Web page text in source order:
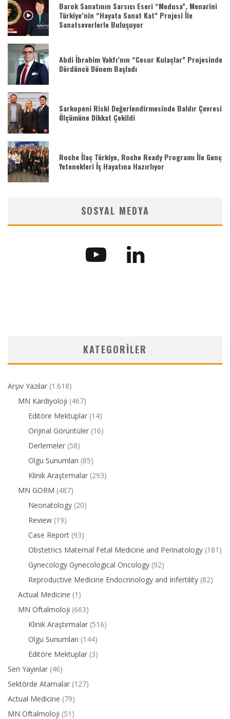
Barok Sanatının Sarsıcı Eseri “Medusa”, Menarini
Türkiye’nin “Hayata Sanat Kat” Projesi İle
Sanatseverlerle Buluşuyor
Abdi İbrahim Vakfı’nın “Cesur Kulaçlar” Projesinde
Dördüncü Dönem Başladı
Sarkopeni Riski Değerlendirmesinde Baldır Çevresi
Ölçümüne Dikkat Çekildi
Roche İlaç Türkiye, Roche Ready Programı İle Genç
Yetenekleri İş Hayatına Hazırlıyor
SOSYAL MEDYA
KATEGORILER
Arşiv Yazılar (1.618)
MN Kardiyoloji (467)
Editöre Mektuplar (14)
Orijinal Görüntüler (16)
Derlemeler (58)
Olgu Sunumları (85)
Klinik Araştırmalar (293)
MN GORM (487)
Neonatology (20)
Review (19)
Case Report (93)
Obstetrics Maternal Fetal Medicine and Perinatology (181)
Gynecology Gynecological Oncology (92)
Reproductive Medicine Endocrinology and Infertility (82)
Actual Medicine (1)
MN Oftalmoloji (663)
Klinik Araştırmalar (516)
Olgu Sunumları (144)
Editöre Mektuplar (3)
Seri Yayınlar (46)
Sektörde Atamalar (127)
Actual Medicine (79)
MN Oftalmoloji (51)